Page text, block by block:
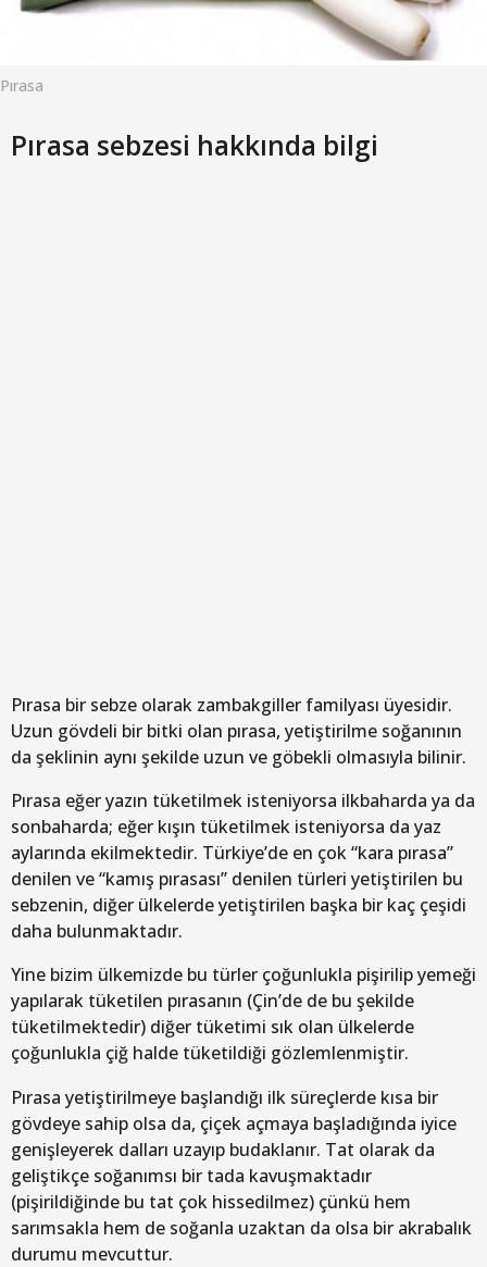
o
Pırasa
Pırasa sebzesi hakkında bilgi
Pırasa bir sebze olarak zambakgiller familyası üyesidir.
Uzun gövdeli bir bitki olan pırasa, yetiştirilme soğanının
da şeklinin aynı şekilde uzun ve göbekli olmasıyla bilinir.
Pırasa eğer yazın tüketilmek isteniyorsa ilkbaharda ya da
sonbaharda; eğer kışın tüketilmek isteniyorsa da yaz
aylarında ekilmektedir. Türkiye’de en çok “kara pırasa”
denilen ve “kamış pırasası” denilen türleri yetiştirilen bu
sebzenin, diğer ülkelerde yetiştirilen başka bir kaç çeşidi
daha bulunmaktadır.
Yine bizim ülkemizde bu türler çoğunlukla pişirilip yemeği
yapılarak tüketilen pırasanın (Çin’de de bu şekilde
tüketilmektedir) diğer tüketimi sık olan ülkelerde
çoğunlukla çiğ halde tüketildiği gözlemlenmiştir.
Pırasa yetiştirilmeye başlandığı ilk süreçlerde kısa bir
gövdeye sahip olsa da, çiçek açmaya başladığında iyice
genişleyerek dalları uzayıp budaklanır. Tat olarak da
geliştikçe soğanımsı bir tada kavuşmaktadır
(pişirildiğinde bu tat çok hissedilmez) çünkü hem
sarımsakla hem de soğanla uzaktan da olsa bir akrabalık
durumu mevcuttur.